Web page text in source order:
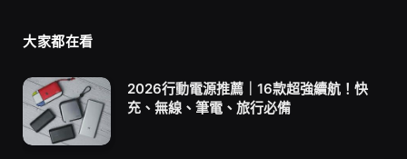
大家都在看
2026行動電源推薦｜16款超強續航！快
充、無線、筆電、旅行必備